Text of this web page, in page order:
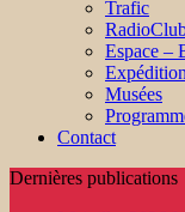
Trafic
Espace –
Musées
Contact
Dernières publications